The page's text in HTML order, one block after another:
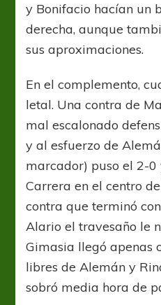
y Bonifacio hacían un
derecha, aunque
sus aproximaciones.
En el complemento,
letal. Una contra de
mal escalonado
y al esfuerzo de
marcador) puso el 2-
Carrera en el centro
contra que terminó
Alario el travesaño le
Gimasia llegó apenas
libres de Alemán y
sobró media hora de